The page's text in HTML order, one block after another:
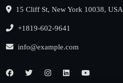
15 Cliff St, New York 10038, USA
+1819-602-9641
info@example.com